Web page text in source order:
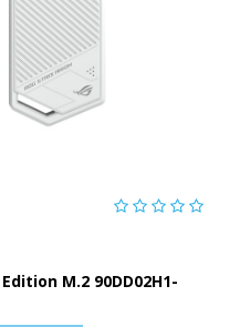
M.2 90DD02H1-